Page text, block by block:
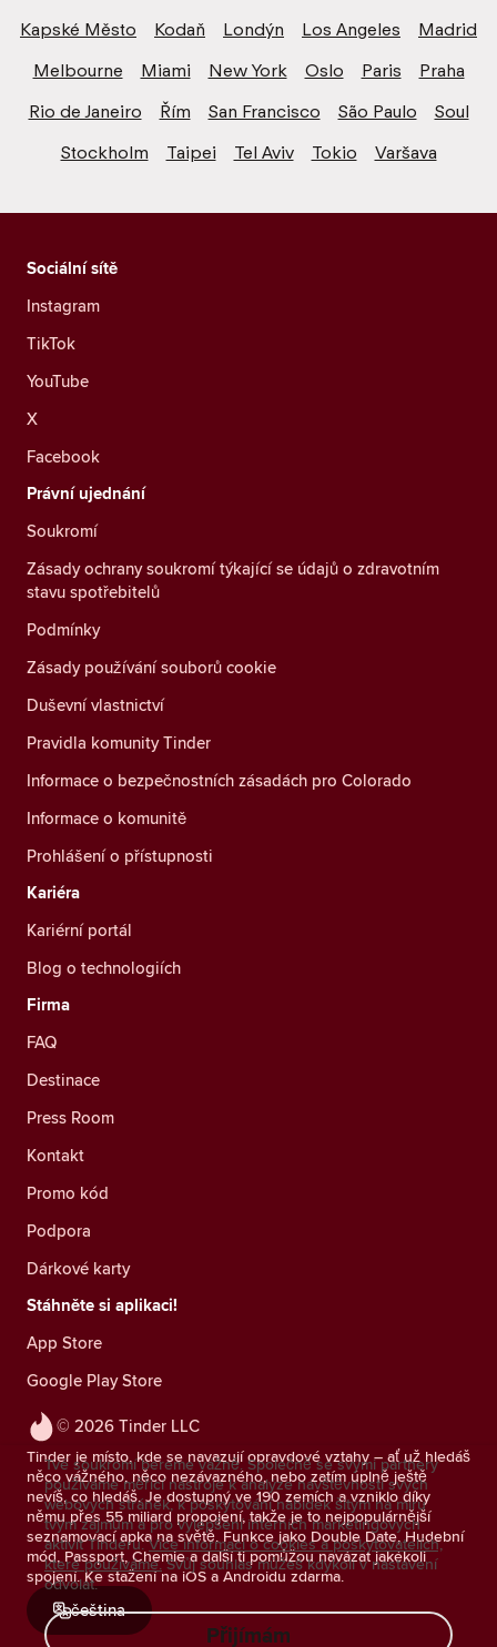
Kapské Město
Kodaň Londýn Los Angeles
Madrid
Melbourne
Miami New York Oslo Paris
Praha
Rio de Janeiro
Řím San Francisco São Paulo
Soul
Stockholm
Taipei Tel Aviv Tokio Varšava
© 2026 Tinder LLC
Tinder je místo, kde se navazují opravdové vztahy – ať už hledáš
něco vážného, něco nezávazného, nebo zatím úplně ještě
nevíš, co hledáš. Je dostupný ve 190 zemích a vzniklo díky
němu přes 55 miliard propojení, takže je to nejpopulárnější
seznamovací apka na světě. Funkce jako Double Date, Hudební
mód, Passport, Chemie a další ti pomůžou navázat jakékoli
spojení. Ke stažení na iOS a Androidu zdarma.
čeština
Sociální sítě
Instagram
TikTok
YouTube
X
Facebook
Právní ujednání
Soukromí
Zásady ochrany soukromí týkající se údajů o zdravotním
stavu spotřebitelů
Podmínky
Zásady používání souborů cookie
Duševní vlastnictví
Pravidla komunity Tinder
Informace o bezpečnostních zásadách pro Colorado
Informace o komunitě
Prohlášení o přístupnosti
Kariéra
Kariérní portál
Blog o technologiích
Firma
FAQ
Destinace
Press Room
Kontakt
Promo kód
Podpora
Dárkové karty
Stáhněte si aplikaci!
App Store
Google Play Store
Tvé soukromí bereme vážně. Společně se svými partnery
používáme měřicí nástroje k analýze návštěvnosti svých
webových stránek, k poskytování nabídek šitým na míru
tvým zájmům a pro vylepšení interních marketingových
aktivit Tinderu. Více informací o cookies a poskytovatelích,
které používáme. Svůj souhlas můžeš kdykoli v nastavení
odvolat.
Přijímám